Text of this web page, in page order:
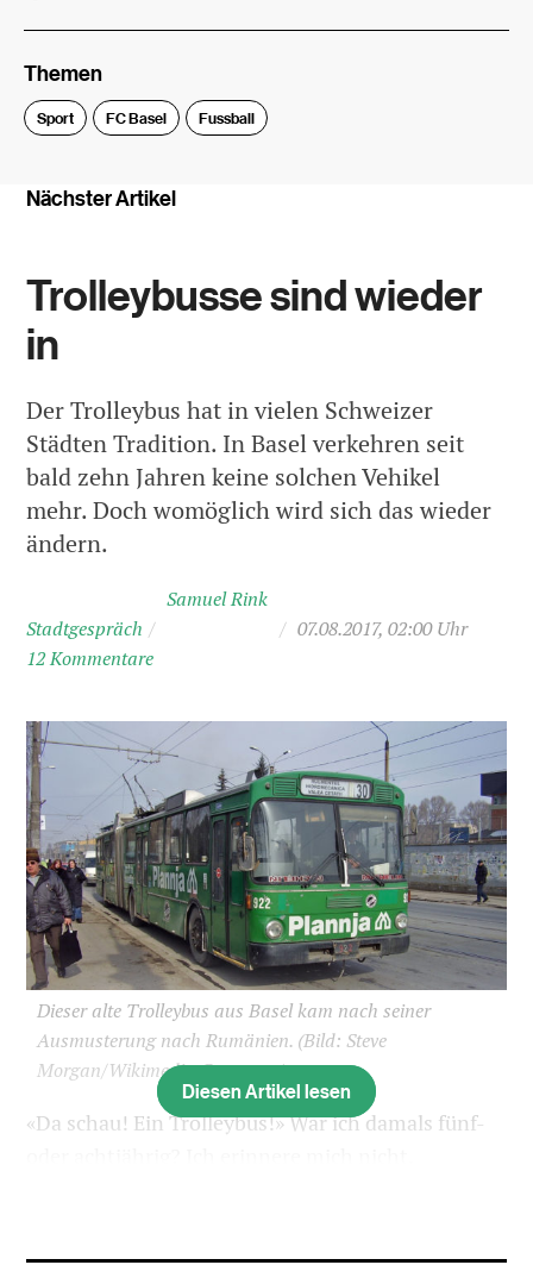
Themen
Sport FC Basel Fussball
Nächster Artikel
Trolleybusse sind wieder
in
Der Trolleybus hat in vielen Schweizer
Städten Tradition. In Basel verkehren seit
bald zehn Jahren keine solchen Vehikel
mehr. Doch womöglich wird sich das wieder
ändern.
Stadtgespräch /
Samuel Rink
/ 07.08.2017, 02:00 Uhr
12 Kommentare
Dieser alte Trolleybus aus Basel kam nach seiner
Ausmusterung nach Rumänien. (Bild: Steve
Morgan/Wikimedia Commons)
«Da schau! Ein Trolleybus!» War ich damals fünf-
besonders macht. In Basel begeistern Väter ihre
Diesen Artikel lesen